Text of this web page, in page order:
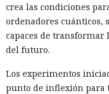
crea las condiciones
ordenadores cuánticos,
capaces de
del futuro.
Los experimentos
punto de inflexión para